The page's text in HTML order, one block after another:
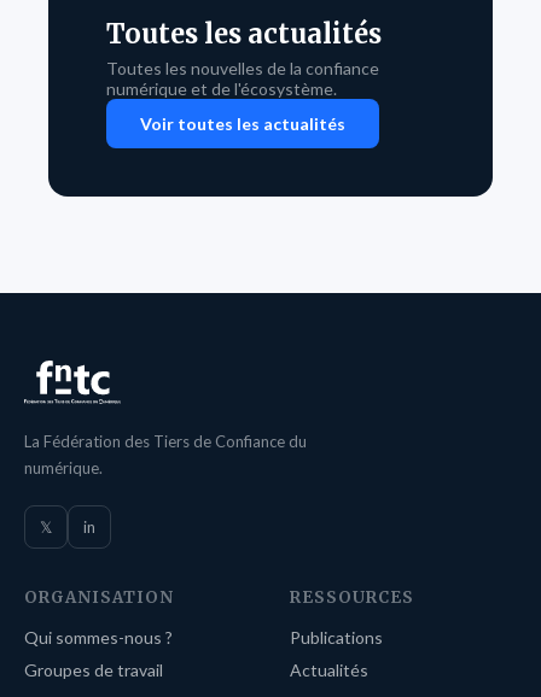
Toutes les actualités
Toutes les nouvelles de la confiance
numérique et de l'écosystème.
Voir toutes les actualités
La Fédération des Tiers de Confiance du
numérique.
𝕏 in
ORGANISATION
Qui sommes-nous ?
Groupes de travail
RESSOURCES
Publications
Actualités